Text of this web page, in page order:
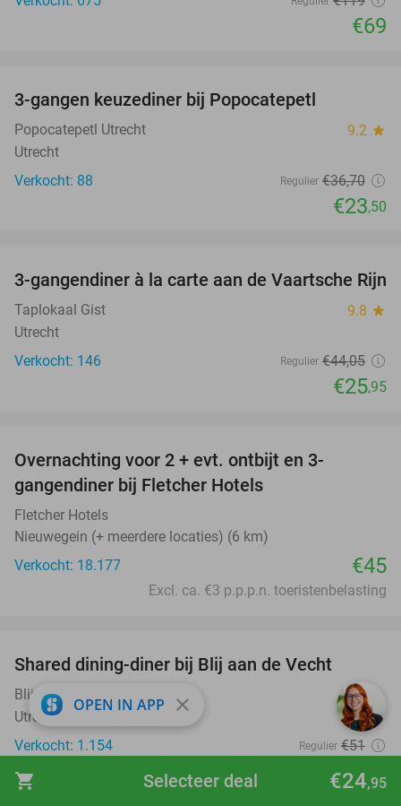
shopping_cart €24,95
Selecteer deal
€69
3-gangen keuzediner bij Popocatepetl
Popocatepetl Utrecht 9.2 star
Utrecht
Verkocht: 88
Regulier €36,70
€23,50
41%
3-gangendiner à la carte aan de Vaartsche Rijn
Taplokaal Gist 9.8 star
Utrecht
Verkocht: 146
Regulier €44,05
€25,95
Overnachting voor 2 + evt. ontbijt en 3-
gangendiner bij Fletcher Hotels
Fletcher Hotels
Nieuwegein (+ meerdere locaties) (6 km)
Verkocht: 18.177
€45
Excl. ca. €3 p.p.p.n. toeristenbelasting
Shared dining-diner bij Blij aan de Vecht
Blij aan de Vecht 9.6 star
Utrecht
Verkocht: 1.154
Regulier €51
€23
OPEN IN APP close